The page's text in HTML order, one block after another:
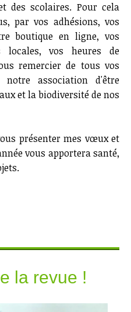
des scolaires. Pour cela
par vos adhésions, vos
boutique en ligne, vos
locales, vos heures de
remercier de tous vos
association d'être
et la biodiversité de nos
présenter mes vœux et
vous apportera santé,
la revue !